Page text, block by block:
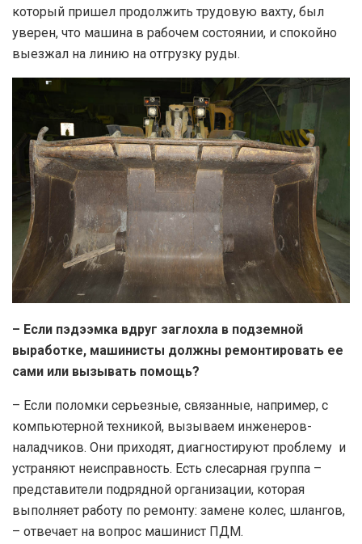
который пришел продолжить трудовую вахту, был
уверен, что машина в рабочем состоянии, и спокойно
выезжал на линию на отгрузку руды.
– Если пэдээмка вдруг заглохла в подземной
выработке, машинисты должны ремонтировать ее
сами или вызывать помощь?
– Если поломки серьезные, связанные, например, с
компьютерной техникой, вызываем инженеров-
наладчиков. Они приходят, диагностируют проблему и
устраняют неисправность. Есть слесарная группа –
представители подрядной организации, которая
выполняет работу по ремонту: замене колес, шлангов,
– отвечает на вопрос машинист ПДМ.